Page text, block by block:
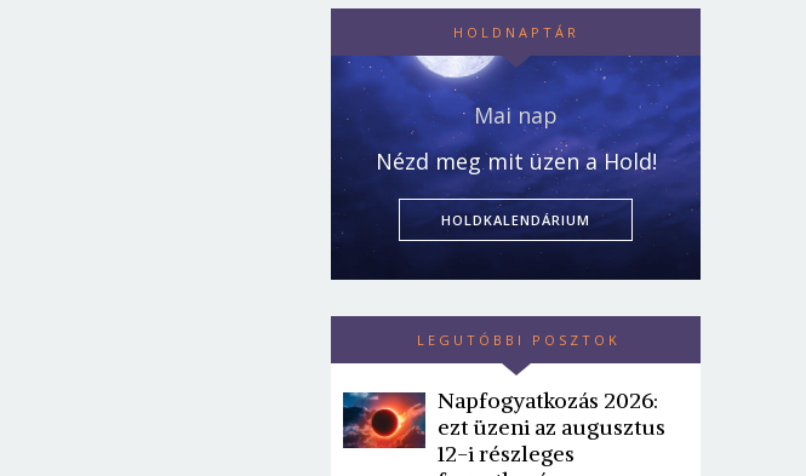
HOLDNAPTÁR
Mai nap
Nézd meg mit üzen a Hold!
HOLDKALENDÁRIUM
LEGUTÓBBI POSZTOK
Napfogyatkozás 2026:
ezt üzeni az augusztus
12-i részleges